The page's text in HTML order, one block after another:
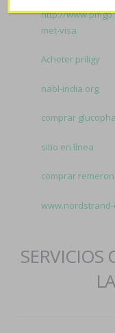
http://
met-visa
Acheter priligy
nabl-india.org
comprar
sitio en línea
comprar
SERVICIOS